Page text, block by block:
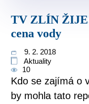
TV ZLÍN ŽIJE! - Proč by mohla klesat
cena vody
9. 2. 2018
Aktuality
10
Kdo se zajímá o
by mohla tato